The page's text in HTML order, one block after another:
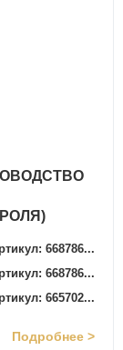
668786...
668786...
665702...
Подробнее >